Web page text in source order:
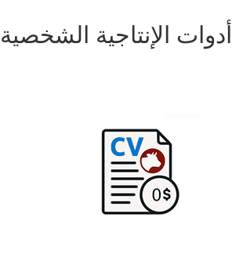
أدوات الإنتاجية الشخصية